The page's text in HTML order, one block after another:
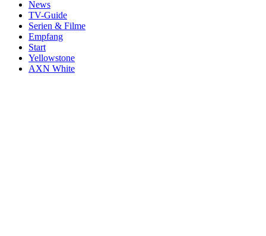
News
TV-Guide
Serien & Filme
Empfang
Start
Yellowstone
AXN White